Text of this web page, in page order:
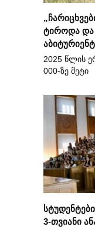
ტიროდა და
2025 წლის
000-ზე მეტი
3-თვიანი